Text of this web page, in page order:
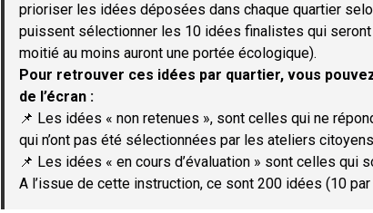
prioriser les idées déposées dans chaque quartier
puissent sélectionner les 10 idées finalistes qui
moitié au moins auront une portée écologique).
Pour retrouver ces idées par quartier, vous
de l’écran :
📌 Les idées « non retenues », sont celles qui ne
qui n’ont pas été sélectionnées par les ateliers
📌 Les idées « en cours d’évaluation » sont celles
A l’issue de cette instruction, ce sont 200 idées (10